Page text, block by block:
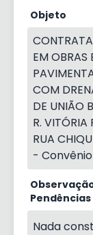
Objeto
EM OBRAS
COM
DE UNIÃO
R. VITÓRIA
RUA
-
Pendências
Nada